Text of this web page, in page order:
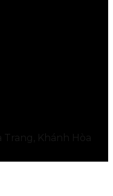
Khánh Hòa